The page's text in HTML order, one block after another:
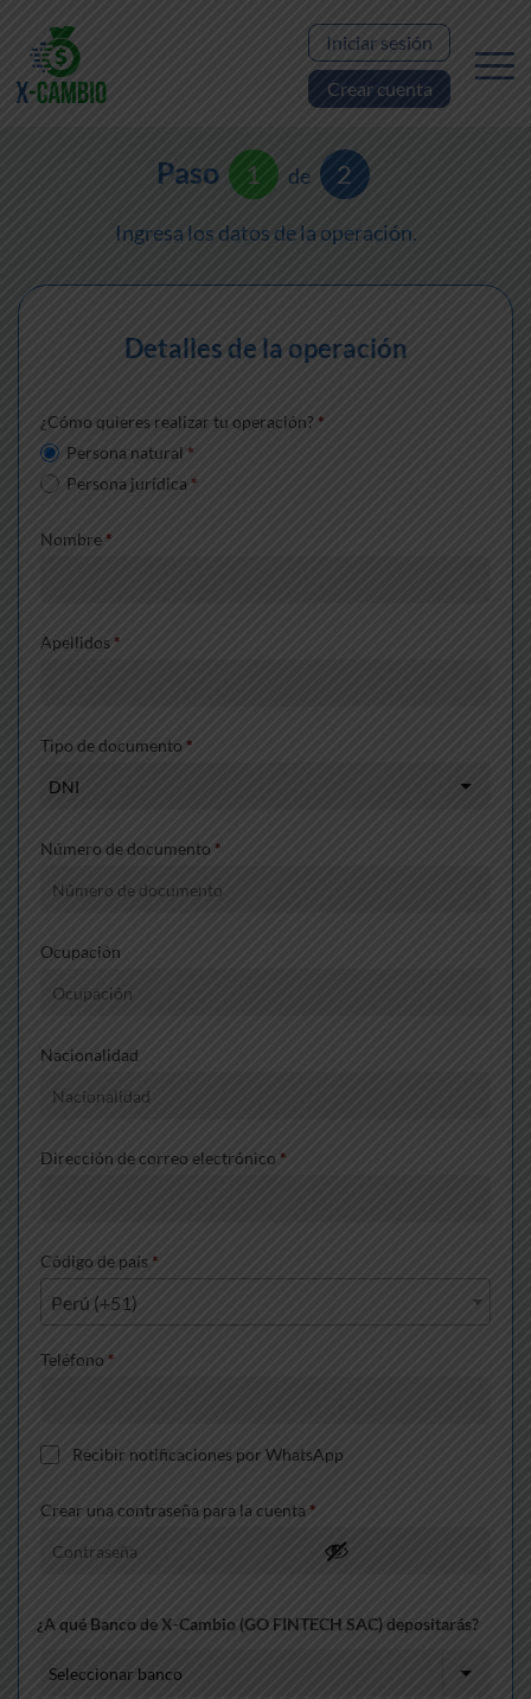
Iniciar sesión
Crear cuenta
Paso 1 de 2
Ingresa los datos de la operación.
Detalles de la operación
¿Cómo quieres realizar tu operación? *
Persona natural *
Persona jurídica *
Nombre*
Apellidos*
Tipo de documento *
Número de documento *
Ocupación
Nacionalidad
Dirección de correo electrónico *
Código de país *
Perú (+51)
Teléfono *
Recibir notificaciones por WhatsApp
Crear una contraseña para la cuenta *
¿A qué Banco de X-Cambio (GO FINTECH SAC) depositarás?